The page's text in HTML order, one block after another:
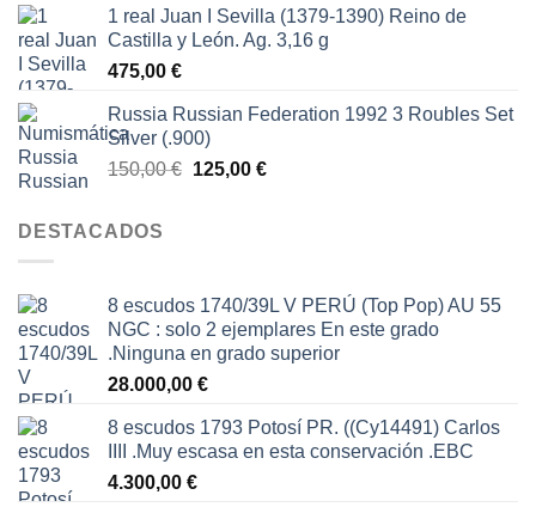
1 real Juan I Sevilla (1379-1390) Reino de
Castilla y León. Ag. 3,16 g
475,00 €
Russia Russian Federation 1992 3 Roubles Set
Silver (.900)
150,00€ El
125,00 €El
DESTACADOS
8 escudos 1740/39L V PERÚ (Top Pop) AU 55
NGC : solo 2 ejemplares En este grado
.Ninguna en grado superior
28.000,00 €
8 escudos 1793 Potosí PR. ((Cy14491) Carlos
IIII .Muy escasa en esta conservación .EBC
4.300,00 €